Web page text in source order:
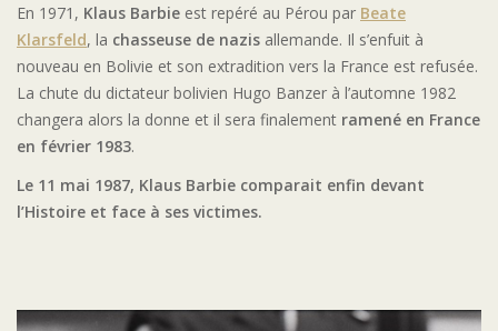
En 1971, Klaus Barbie est repéré au Pérou par Beate
Klarsfeld, la chasseuse de nazis allemande. Il s’enfuit à
nouveau en Bolivie et son extradition vers la France est refusée.
La chute du dictateur bolivien Hugo Banzer à l’automne 1982
changera alors la donne et il sera finalement ramené en France
en février 1983.
Le 11 mai 1987, Klaus Barbie comparait enfin devant
l’Histoire et face à ses victimes.